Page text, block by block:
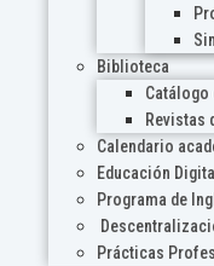
Biblioteca
Catálogo
Revistas
Calendario
Educación Digital
Programa de
Prácticas